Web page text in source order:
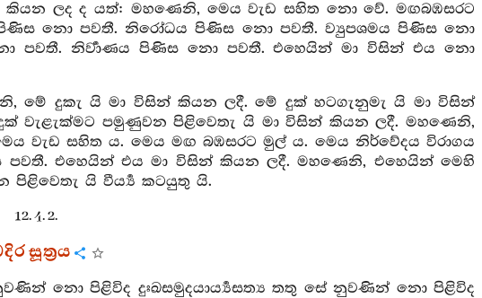
ලද ද යත්: මහණෙනි, මෙය වැඩ සහිත නො වේ. මඟබඹසරට
නො පවතී. නිරෝධය පිණිස නො පවතී. ව්‍යුපශමය පිණිස නො
පවතී. නිර්‍වාණය පිණිස නො පවතී. එහෙයින් මා විසින් එය නො
දුකැ යි මා විසින් කියන ලදී. මේ දුක් හටගැනුමැ යි මා විසින්
වැළැක්මට පමුණුවන පිළිවෙතැ යි මා විසින් කියන ලදී. මහණෙනි,
වැඩ සහිත ය. මෙය මඟ බඹසරට මුල් ය. මෙය නිර්වේදය විරාගය
එහෙයින් එය මා විසින් කියන ලදී. මහණෙනි, එහෙයින් මෙහි
පිළිවෙතැ යි වීර්‍ය්‍ය කටයුතු යි.
12. 4. 2.
සූත්‍රය
නො පිළිවිද දුඃඛසමුදයාර්‍ය්‍යසත්‍ය තතු සේ නුවණින් නො පිළිවිද